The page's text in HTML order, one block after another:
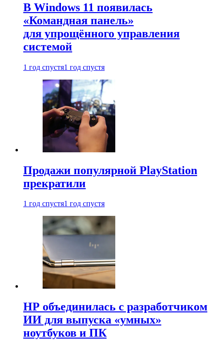
В Windows 11 появилась
«Командная панель»
для упрощённого управления
системой
1 год спустя1 год спустя
Продажи популярной PlayStation
прекратили
1 год спустя1 год спустя
HP объединилась с разработчиком
ИИ для выпуска «умных»
ноутбуков и ПК